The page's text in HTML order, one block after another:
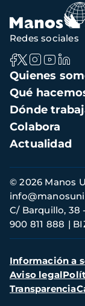
Navegación
principal
Quienes
Qué
Dónde
Colabora
Actualidad
Redes sociales
Información
de
contacto
© 2026 Manos
C/ Barquillo, 38
900 811 888
Menú
secundario
Información a
Aviso legal
Transparencia